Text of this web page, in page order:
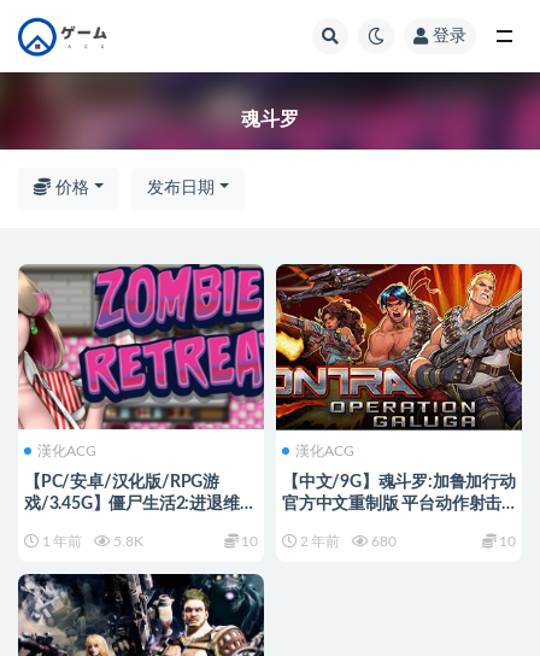
登录
魂斗罗
价格 发布日期
漢化ACG
【PC/安卓/汉化版/RPG游
戏/3.45G】僵尸生活2:进退维艰
+RPG游戏+3.45G
1 年前 5.8K 10
漢化ACG
【中文/9G】魂斗罗:加鲁加行动
官方中文重制版 平台动作射击
2 年前 680 10